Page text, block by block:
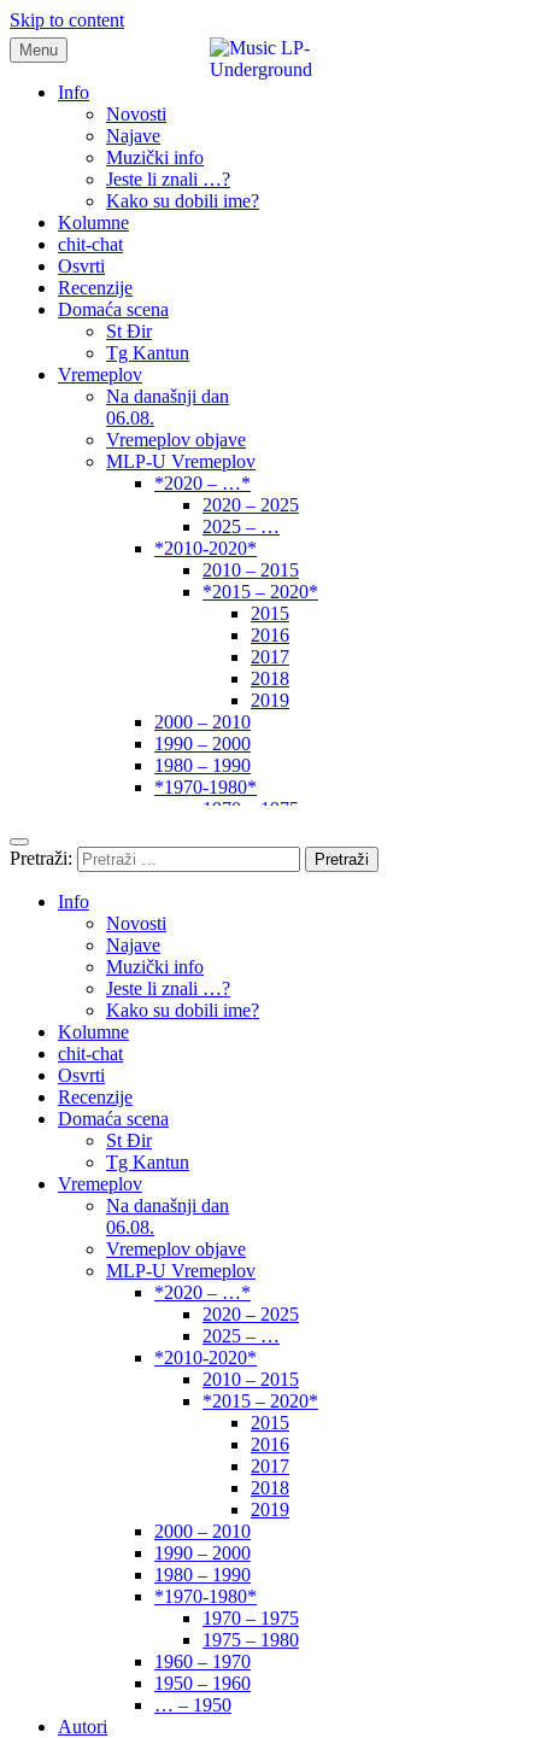
Skip to content
samo muzika i …..
Menu
Info
Novosti
Najave
Muzički info
Jeste li znali …?
Kako su dobili ime?
Kolumne
chit-chat
Osvrti
Recenzije
Domaća scena
St Đir
Tg Kantun
Vremeplov
Na današnji dan
06.08.
Vremeplov objave
MLP-U Vremeplov
*2020 – …*
2020 – 2025
2025 – …
*2010-2020*
2010 – 2015
*2015 – 2020*
2015
2016
2017
2018
2019
2000 – 2010
1990 – 2000
1980 – 1990
*1970-1980*
1970 – 1975
1960 – 1970
1950 – 1960
Autori
Pretraži:
Info
Novosti
Najave
Muzički info
Jeste li znali …?
Kako su dobili ime?
Kolumne
chit-chat
Osvrti
Recenzije
Domaća scena
St Đir
Tg Kantun
Vremeplov
Na današnji dan
06.08.
Vremeplov objave
MLP-U Vremeplov
*2020 – …*
2020 – 2025
2025 – …
*2010-2020*
2010 – 2015
*2015 – 2020*
2015
2016
2017
2018
2019
2000 – 2010
1990 – 2000
1980 – 1990
*1970-1980*
1970 – 1975
1975 – 1980
1960 – 1970
1950 – 1960
… – 1950
Autori